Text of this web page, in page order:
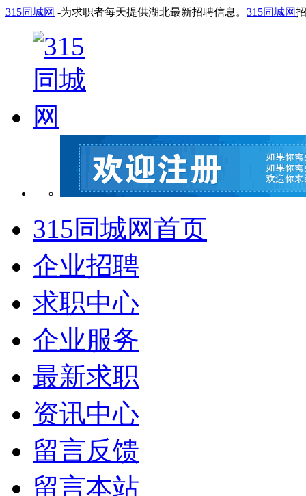
315同城网 -为求职者每天提供湖北最新招聘信息。 315同城网
315同城网首页
企业招聘
求职中心
企业服务
最新求职
资讯中心
留言反馈
留言本站